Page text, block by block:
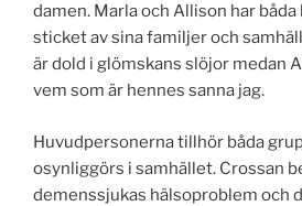
damen. Marla och Allison har
sticket av sina familjer och
är dold i glömskans slöjor medan
vem som är hennes sanna jag.
Huvudpersonerna tillhör båda
osynliggörs i samhället. Crossan
demenssjukas hälsoproblem och